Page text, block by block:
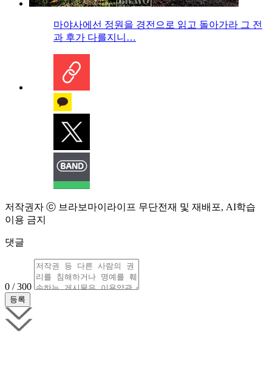
마야사에선 정원을 경전으로 읽고 돌아가라 그 전
과 후가 다를지니…
저작권자 ⓒ 브라보마이라이프 무단전재 및 재배포, AI학습
이용 금지
댓글
0 / 300